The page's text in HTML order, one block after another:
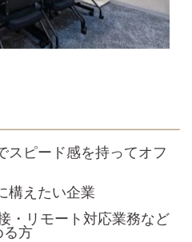
スピード感を持ってオフ
構えたい企業
・リモート対応業務など
る方